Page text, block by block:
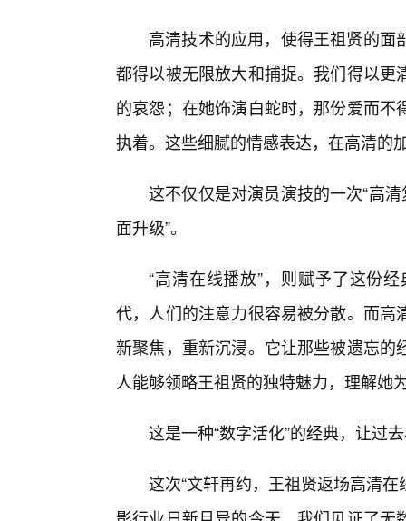
高清技术的应用，使得王祖贤的
都得以被无限放大和捕捉。我们得以
的哀怨；在她饰演白蛇时，那份爱而
执着。这些细腻的情感表达，在高清的
这不仅仅是对演员演技的一次“高
面升级”。
“高清在线播放”，则赋予了这份
代，人们的注意力很容易被分散。而
新聚焦，重新沉浸。它让那些被遗忘
人能够领略王祖贤的独特魅力，理解她
这是一种“数字活化”的经典，让过
这次“文轩再约，王祖贤返场高清